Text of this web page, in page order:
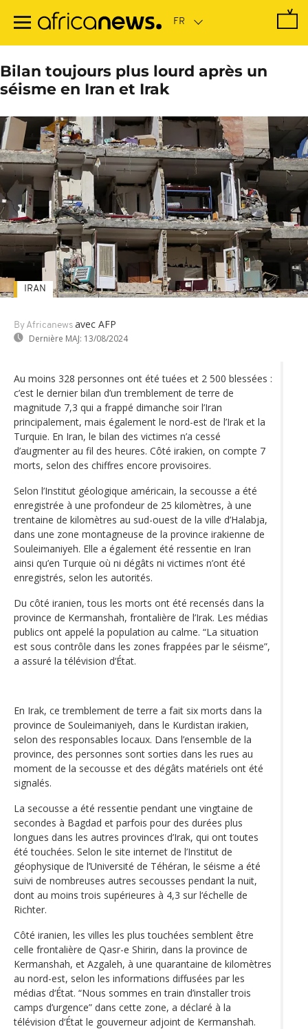
contenu
Bilan toujours plus lourd après un
séisme en Iran et Irak
By Africanews avec AFP
Dernière MAJ: 13/08/2024
IRAN
Au moins 328 personnes ont été tuées et 2 500 blessées :
c’est le dernier bilan d’un tremblement de terre de
magnitude 7,3 qui a frappé dimanche soir l’Iran
principalement, mais également le nord-est de l’Irak et la
Turquie. En Iran, le bilan des victimes n’a cessé
d’augmenter au fil des heures. Côté irakien, on compte 7
morts, selon des chiffres encore provisoires.
Selon l’Institut géologique américain, la secousse a été
enregistrée à une profondeur de 25 kilomètres, à une
trentaine de kilomètres au sud-ouest de la ville d’Halabja,
dans une zone montagneuse de la province irakienne de
Souleimaniyeh. Elle a également été ressentie en Iran
ainsi qu’en Turquie où ni dégâts ni victimes n’ont été
enregistrés, selon les autorités.
Du côté iranien, tous les morts ont été recensés dans la
province de Kermanshah, frontalière de l’Irak. Les médias
publics ont appelé la population au calme. “La situation
est sous contrôle dans les zones frappées par le séisme”,
a assuré la télévision d‘État.
En Irak, ce tremblement de terre a fait six morts dans la
province de Souleimaniyeh, dans le Kurdistan irakien,
selon des responsables locaux. Dans l’ensemble de la
province, des personnes sont sorties dans les rues au
moment de la secousse et des dégâts matériels ont été
signalés.
La secousse a été ressentie pendant une vingtaine de
secondes à Bagdad et parfois pour des durées plus
longues dans les autres provinces d’Irak, qui ont toutes
été touchées. Selon le site internet de l’Institut de
géophysique de l’Université de Téhéran, le séisme a été
suivi de nombreuses autres secousses pendant la nuit,
dont au moins trois supérieures à 4,3 sur l‘échelle de
Richter.
Côté iranien, les villes les plus touchées semblent être
celle frontalière de Qasr-e Shirin, dans la province de
Kermanshah, et Azgaleh, à une quarantaine de kilomètres
au nord-est, selon les informations diffusées par les
médias d‘État. “Nous sommes en train d’installer trois
camps d’urgence” dans cette zone, a déclaré à la
télévision d‘État le gouverneur adjoint de Kermanshah.